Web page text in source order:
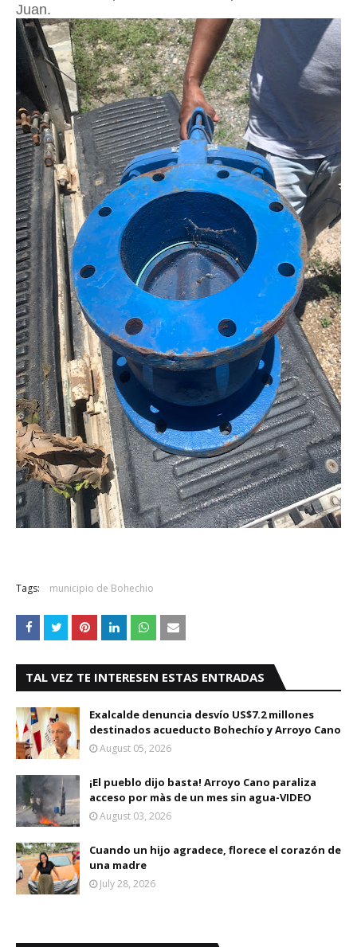
Juan.
Tags: municipio de Bohechio
TAL VEZ TE INTERESEN ESTAS ENTRADAS
Exalcalde denuncia desvío US$7.2 millones
destinados acueducto Bohechío y Arroyo Cano
August 05, 2026
¡El pueblo dijo basta! Arroyo Cano paraliza
acceso por màs de un mes sin agua-VIDEO
August 03, 2026
Cuando un hijo agradece, florece el corazón de
una madre
July 28, 2026